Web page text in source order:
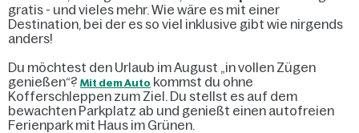
gratis - und vieles mehr. Wie wäre es mit einer
Destination, bei der es so viel inklusive gibt wie nirgends
anders!
Du möchtest den Urlaub im August „in vollen Zügen
genießen“? Mit dem Auto kommst du ohne
Kofferschleppen zum Ziel. Du stellst es auf dem
bewachten Parkplatz ab und genießt einen autofreien
Ferienpark mit Haus im Grünen.